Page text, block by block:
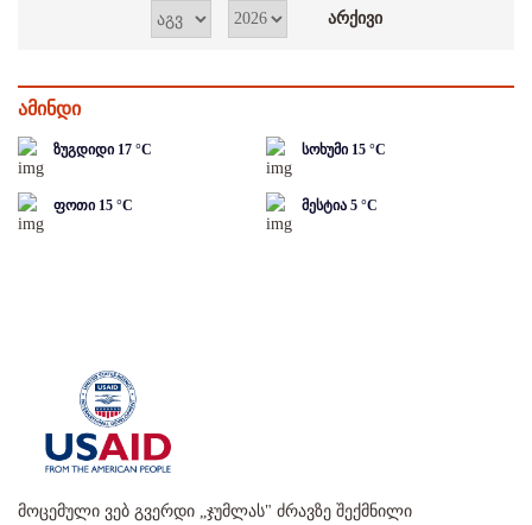
ამინდი
ზუგდიდი 17 °C სოხუმი 15 °C
ფოთი 15 °C მესტია 5 °C
მოცემული ვებ გვერდი „ჯუმლას" ძრავზე შექმნილი